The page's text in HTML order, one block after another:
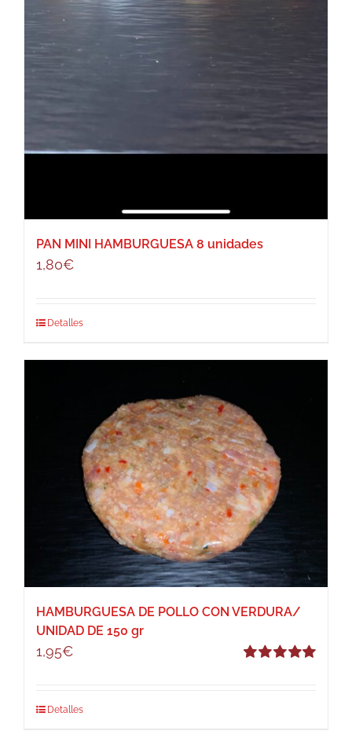
PAN MINI HAMBURGUESA 8 unidades
1,80€
Detalles
HAMBURGUESA DE POLLO CON VERDURA/
UNIDAD DE 150 gr
1,95€
Detalles